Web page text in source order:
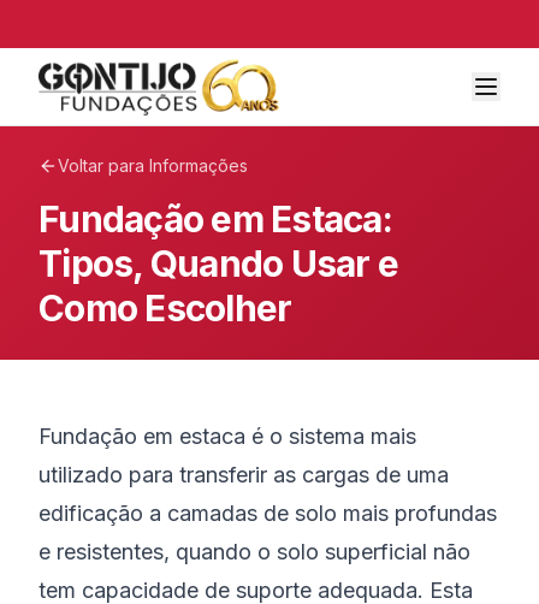
Voltar para Informações
Fundação em Estaca:
Tipos, Quando Usar e
Como Escolher
Fundação em estaca é o sistema mais
utilizado para transferir as cargas de uma
edificação a camadas de solo mais profundas
e resistentes, quando o solo superficial não
tem capacidade de suporte adequada. Esta